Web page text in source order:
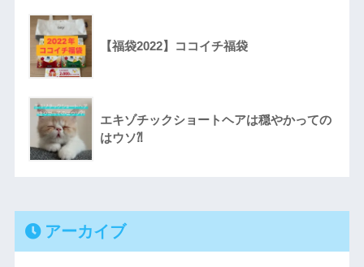
【福袋2022】ココイチ福袋
エキゾチックショートヘアは穏やかっての
はウソ⁈
アーカイブ